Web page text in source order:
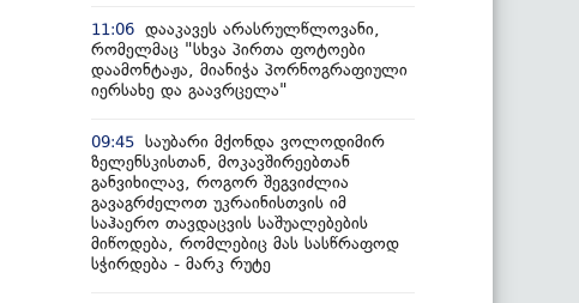
11:06 დააკავეს არასრულწლოვანი,
რომელმაც "სხვა პირთა ფოტოები
დაამონტაჟა, მიანიჭა პორნოგრაფიული
იერსახე და გაავრცელა"
09:45 საუბარი მქონდა ვოლოდიმირ
ზელენსკისთან, მოკავშირეებთან
განვიხილავ, როგორ შეგვიძლია
გავაგრძელოთ უკრაინისთვის იმ
საჰაერო თავდაცვის საშუალებების
მიწოდება, რომლებიც მას სასწრაფოდ
სჭირდება - მარკ რუტე